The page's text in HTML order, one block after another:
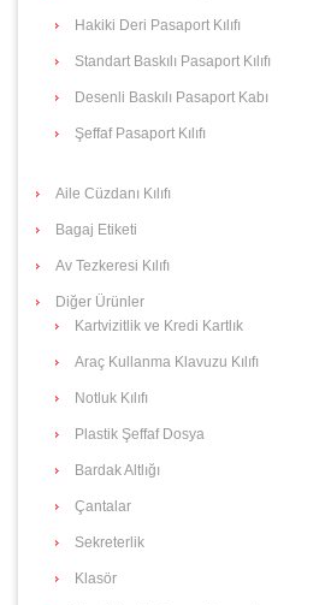
Hakiki Deri Pasaport Kılıfı
Standart Baskılı Pasaport Kılıfı
Desenli Baskılı Pasaport Kabı
Şeffaf Pasaport Kılıfı
Aile Cüzdanı Kılıfı
Bagaj Etiketi
Av Tezkeresi Kılıfı
Diğer Ürünler
Kartvizitlik ve Kredi Kartlık
Araç Kullanma Klavuzu Kılıfı
Notluk Kılıfı
Plastik Şeffaf Dosya
Bardak Altlığı
Çantalar
Sekreterlik
Klasör